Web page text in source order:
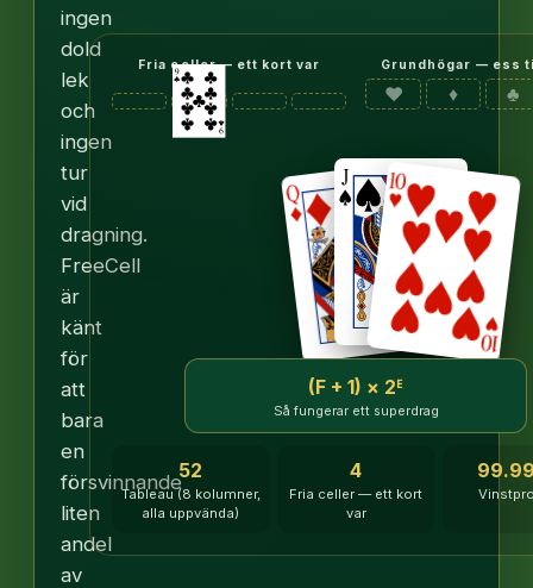
ingen
dold
lek
och
ingen
tur
vid
dragning.
FreeCell
är
känt
för
att
bara
en
försvinnande
liten
andel
av
Fria celler — ett kort var Grundhögar — ess
♥ ♦ ♣
(F + 1) × 2ᴱ
Så fungerar ett superdrag
52
Tableau (8 kolumner,
alla uppvända)
4
Fria celler — ett kort
var